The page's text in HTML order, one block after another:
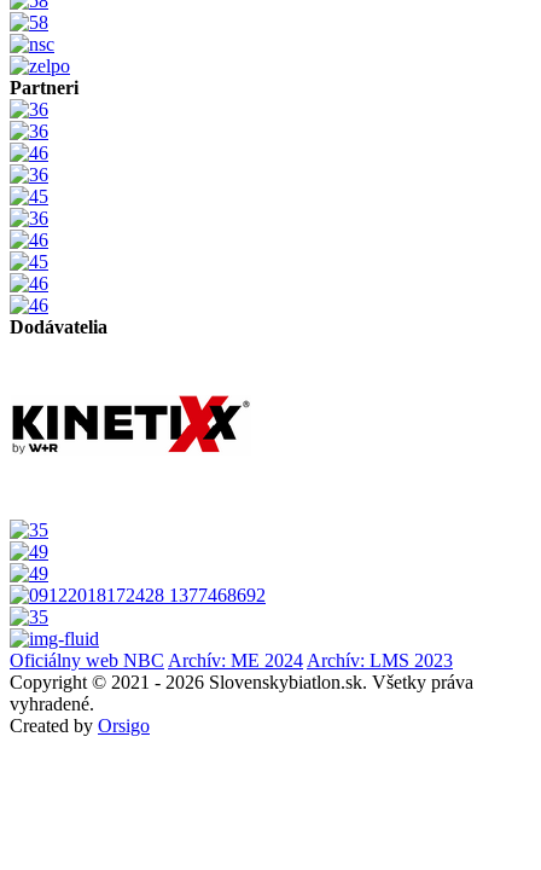
Partneri
Dodávatelia
Oficiálny web NBC Archív: ME 2024 Archív: LMS 2023
Copyright © 2021 - 2026 Slovenskybiatlon.sk. Všetky práva
vyhradené.
Created by Orsigo